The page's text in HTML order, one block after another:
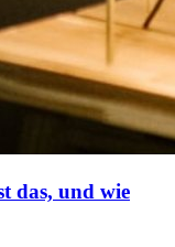
das, und wie